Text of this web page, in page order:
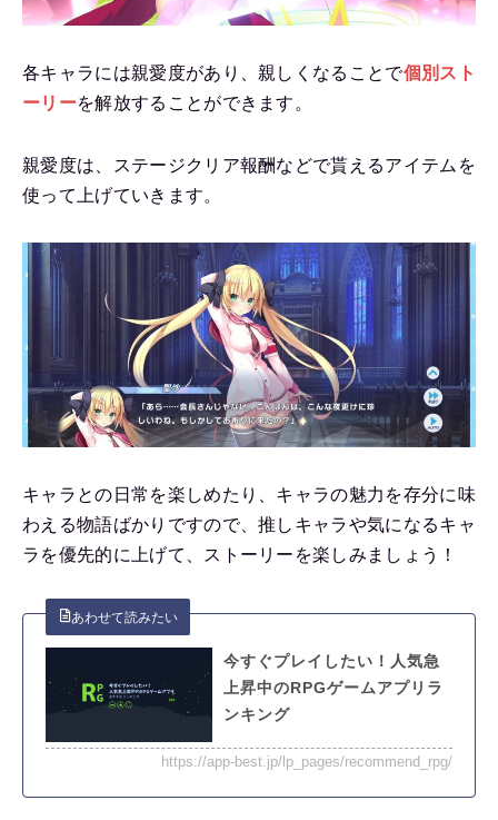
各キャラには親愛度があり、親しくなることで個別スト
ーリーを解放することができます。
親愛度は、ステージクリア報酬などで貰えるアイテムを
使って上げていきます。
キャラとの日常を楽しめたり、キャラの魅力を存分に味
わえる物語ばかりですので、推しキャラや気になるキャ
ラを優先的に上げて、ストーリーを楽しみましょう！
今すぐプレイしたい！人気急
上昇中のRPGゲームアプリラ
ンキング
https://app-best.jp/lp_pages/recommend_rpg/